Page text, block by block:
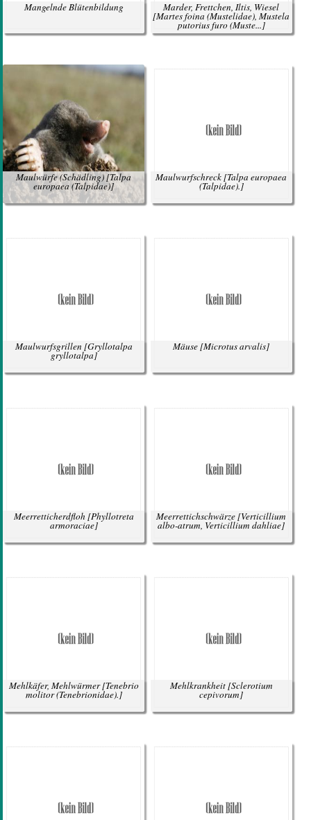
Mangelnde Blütenbildung Marder, Frettchen, Iltis, Wiesel
[Martes foina (Mustelidae), Mustela
putorius furo (Muste...]
Maulwürfe (Schädling)[Talpa
europaea (Talpidae)]
Maulwurfschreck[Talpa europaea
(Talpidae).]
Maulwurfsgrillen [Gryllotalpa
gryllotalpa]
Mäuse[Microtus arvalis]
Meerretticherdfloh [Phyllotreta
armoraciae]
Meerrettichschwärze [Verticillium
albo-atrum, Verticillium dahliae]
Mehlkäfer, Mehlwürmer[Tenebrio
molitor (Tenebrionidae).]
Mehlkrankheit[Sclerotium
cepivorum]